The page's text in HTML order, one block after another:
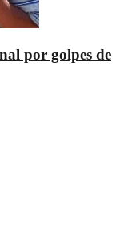
por golpes de